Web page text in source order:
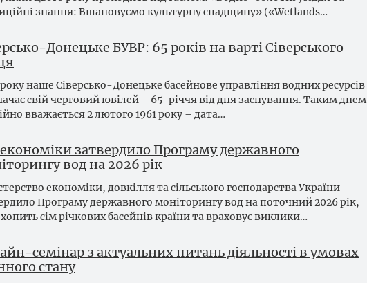
знання: Вшановуємо культурну спадщину» («Wetlands…
Донецьке БУВР: 65 років на варті Сіверського
наше Сіверсько-Донецьке басейнове управління водних ресурсів
свій черговий ювілей – 65-річчя від дня заснування. Таким днем
вважається 2 лютого 1961 року – дата…
затвердило Програму державного
вод на 2026 рік
економіки, довкілля та сільського господарства України
Програму державного моніторингу вод на поточний 2026 рік,
сім річкових басейнів країни та враховує виклики…
семінар з актуальних питань діяльності в умовах
стану